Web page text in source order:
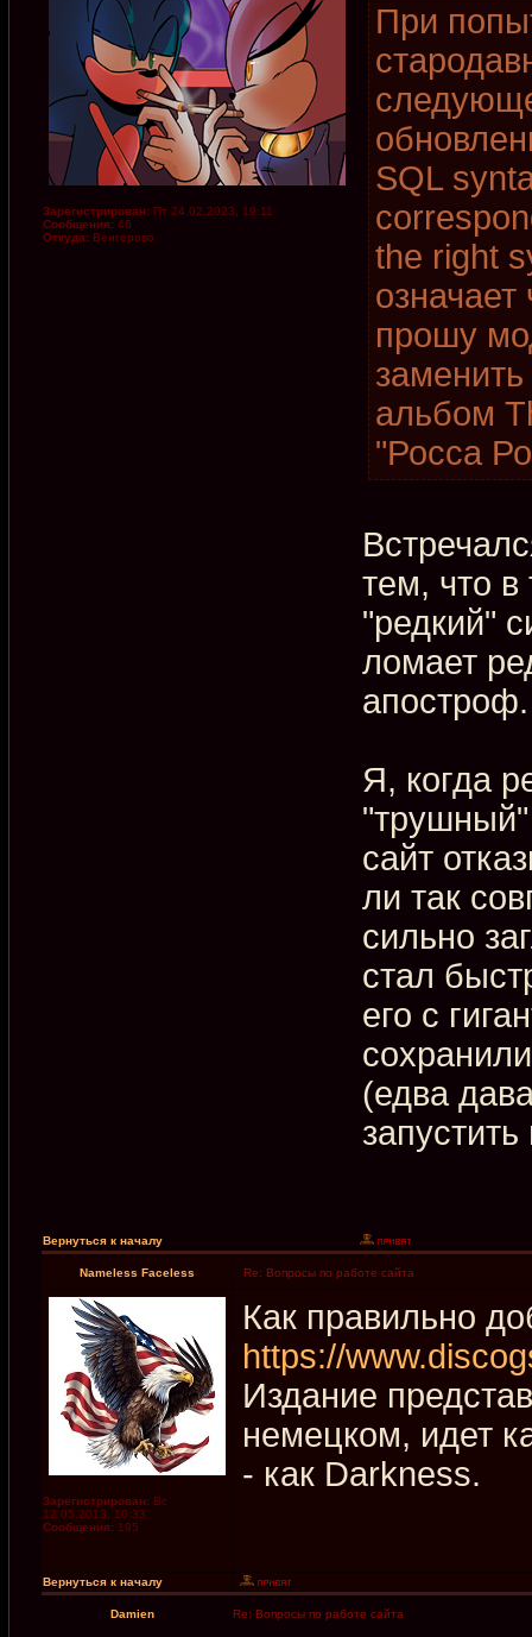
Зарегистрирован: Пт 24.02.2023, 19:11
Сообщения: 46
Откуда: Венгерово
При
SQL
the right
означает
прошу
альбом
"Росса
тем, что в
"редкий"
ломает
апостроф.
Я, когда
сайт
ли так
сильно
стал
его с
(едва
Вернуться к началу
Nameless Faceless Re: Вопросы по работе сайта
Зарегистрирован: Вс
12.05.2013, 10:33
Сообщения: 195
Как правильно
https://
Издание
немецком, идет
- как Darkness.
Вернуться к началу
Damien Re: Вопросы по работе сайта